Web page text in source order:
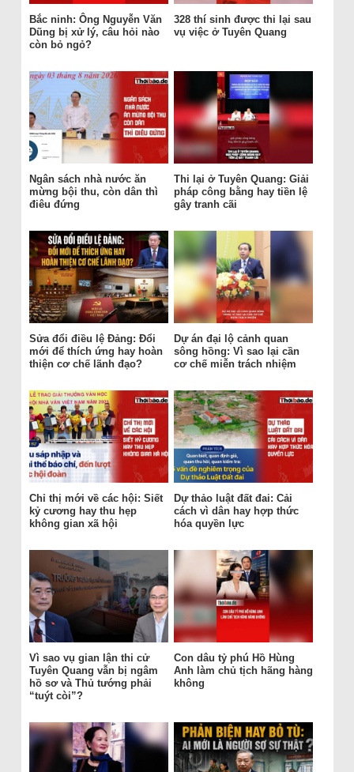
Bắc ninh: Ông Nguyễn Văn
Dũng bị xử lý, câu hỏi nào
còn bỏ ngỏ?
328 thí sinh được thi lại sau
vụ việc ở Tuyên Quang
Ngân sách nhà nước ăn
mừng bội thu, còn dân thì
điêu đứng
Thi lại ở Tuyên Quang: Giải
pháp công bằng hay tiền lệ
gây tranh cãi
Sửa đổi điều lệ Đảng: Đổi
mới để thích ứng hay hoàn
thiện cơ chế lãnh đạo?
Dự án đại lộ cảnh quan
sông hồng: Vì sao lại cần
cơ chế miễn trách nhiệm
Chỉ thị mới về các hội: Siết
kỷ cương hay thu hẹp
không gian xã hội
Dự thảo luật đất đai: Cải
cách vì dân hay hợp thức
hóa quyền lực
Vì sao vụ gian lận thi cử
Tuyên Quang vẫn bị ngâm
hồ sơ và Thủ tướng phải
“tuýt còi”?
Con dâu tỷ phú Hồ Hùng
Anh làm chủ tịch hãng hàng
không